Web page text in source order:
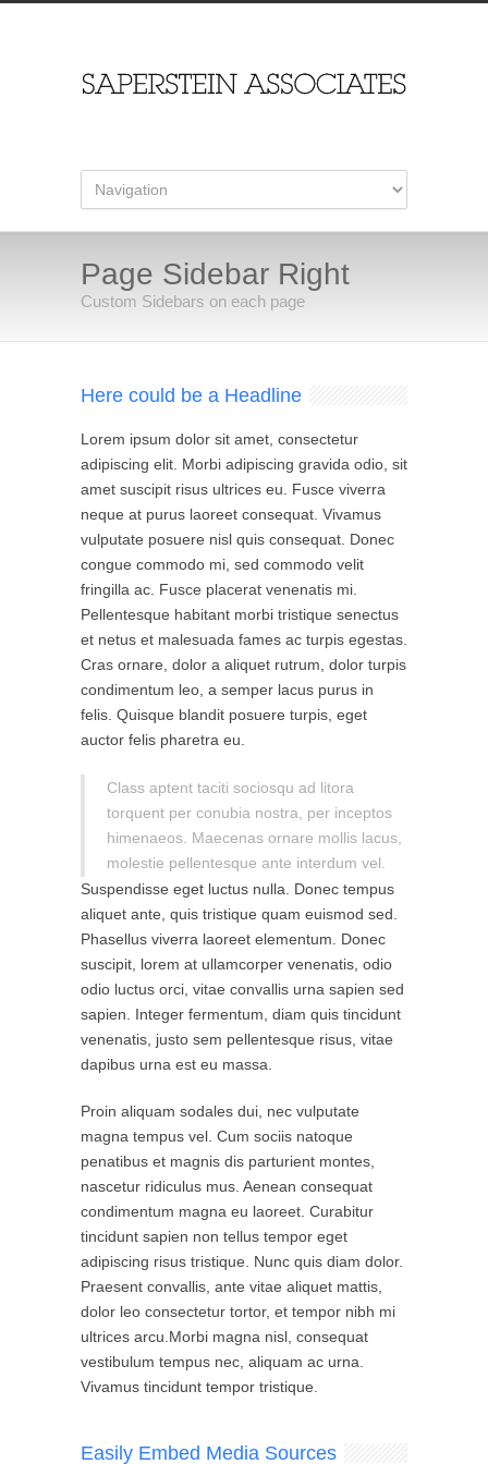
Page Sidebar Right
Custom Sidebars on each page
Here could be a Headline
Lorem ipsum dolor sit amet, consectetur
adipiscing elit. Morbi adipiscing gravida odio, sit
amet suscipit risus ultrices eu. Fusce viverra
neque at purus laoreet consequat. Vivamus
vulputate posuere nisl quis consequat. Donec
congue commodo mi, sed commodo velit
fringilla ac. Fusce placerat venenatis mi.
Pellentesque habitant morbi tristique senectus
et netus et malesuada fames ac turpis egestas.
Cras ornare, dolor a aliquet rutrum, dolor turpis
condimentum leo, a semper lacus purus in
felis. Quisque blandit posuere turpis, eget
auctor felis pharetra eu.
Class aptent taciti sociosqu ad litora
torquent per conubia nostra, per inceptos
himenaeos. Maecenas ornare mollis lacus,
molestie pellentesque ante interdum vel.
Suspendisse eget luctus nulla. Donec tempus
aliquet ante, quis tristique quam euismod sed.
Phasellus viverra laoreet elementum. Donec
suscipit, lorem at ullamcorper venenatis, odio
odio luctus orci, vitae convallis urna sapien sed
sapien. Integer fermentum, diam quis tincidunt
venenatis, justo sem pellentesque risus, vitae
dapibus urna est eu massa.
Proin aliquam sodales dui, nec vulputate
magna tempus vel. Cum sociis natoque
penatibus et magnis dis parturient montes,
nascetur ridiculus mus. Aenean consequat
condimentum magna eu laoreet. Curabitur
tincidunt sapien non tellus tempor eget
adipiscing risus tristique. Nunc quis diam dolor.
Praesent convallis, ante vitae aliquet mattis,
dolor leo consectetur tortor, et tempor nibh mi
ultrices arcu.Morbi magna nisl, consequat
vestibulum tempus nec, aliquam ac urna.
Vivamus tincidunt tempor tristique.
Easily Embed Media Sources